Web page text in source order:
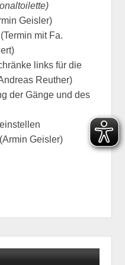
Geisler)
mit Fa.
links für die
Reuther)
der Gänge und des
Geisler)